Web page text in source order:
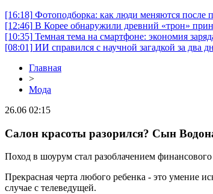
[16:18] Фотоподборка: как люди меняются
[12:46] В Корее обнаружили древний «трон»
[10:35] Темная тема на смартфоне: экономия
[08:01] ИИ справился с научной загадкой за два
Главная
>
Мода
26.06 02:15
Салон красоты разорился? Сын
Поход в шоурум стал разоблачением
Прекрасная черта любого ребенка - это умение
случае с телеведущей.